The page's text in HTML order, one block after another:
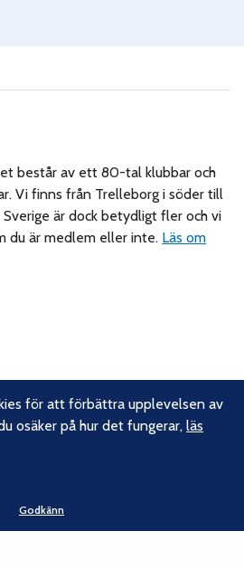
består av ett 80-tal klubbar och
Vi finns från Trelleborg i söder till
Sverige är dock betydligt fler och vi
du är medlem eller inte. Läs om
för att förbättra upplevelsen av
osäker på hur det fungerar,läs
Godkänn